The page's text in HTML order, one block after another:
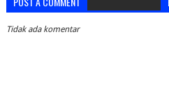
Tidak ada komentar